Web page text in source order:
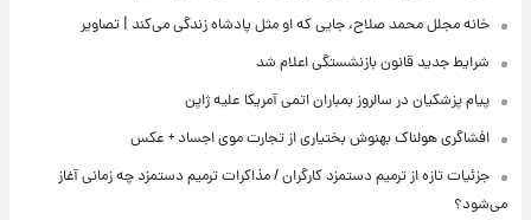
خانه مجلل محمد صلاح، جایی که او مثل پادشاه زندگی می‌کند | تصاویر
شرایط جدید قانون بازنشستگی اعلام شد
پیام پزشکیان در سالروز بمباران اتمی آمریکا علیه ژاپن
افشاگری هولناک بهنوش بختیاری از تجارت موی اجساد + عکس
جزئیات تازه از ترمیم دستمزد کارگران / مذاکرات ترمیم دستمزد چه زمانی آغاز
می‌شود؟